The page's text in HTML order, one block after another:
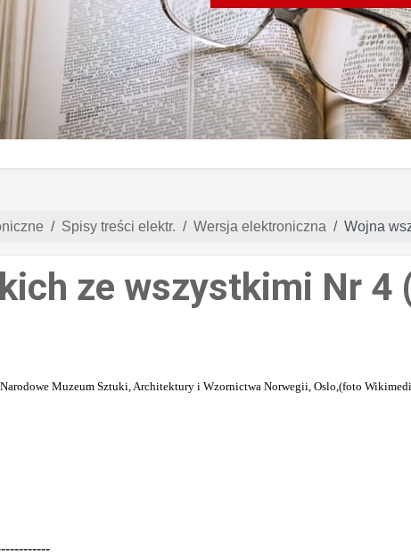
Spisy treści elektr. Wersja elektroniczna Wojna
ze wszystkimi Nr 4
Narodowe Muzeum Sztuki, Architektury i Wzornictwa Norwegii, Oslo,(foto